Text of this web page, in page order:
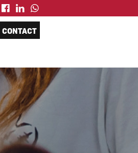
CONTACT